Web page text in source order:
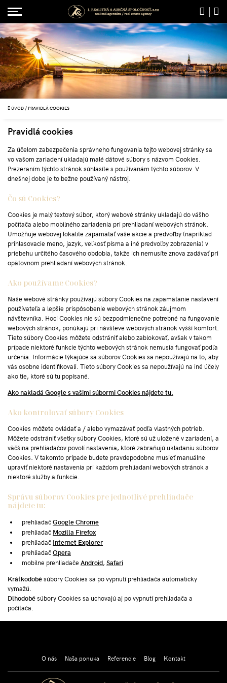
ÚVOD /PRAVIDLÁ COOKIES
Pravidlá cookies
Za účelom zabezpečenia správneho fungovania tejto webovej stránky sa
vo vašom zariadení ukladajú malé dátové súbory s názvom Cookies.
Prezeraním týchto stránok súhlasíte s používanám týchto súborov. V
dnešnej dobe je to bežne používaný nástroj.
Čo sú Cookies?
Cookies je malý textový súbor, ktorý webové stránky ukladajú do vášho
počítača alebo mobilného zariadenia pri prehliadaní webových stránok.
Umožňuje webovej lokalite zapamätať vaše akcie a predvoľby (napríklad
prihlasovacie meno, jazyk, veľkosť písma a iné predvoľby zobrazenia) v
priebehu určitého časového obdobia, takže ich nemusíte znova zadávať pri
opätovnom prehliadaní webových stránok.
Ako používame Cookies?
Naše webové stránky používajú súbory Cookies na zapamätanie nastavení
používateľa a lepšie prispôsobenie webových stránok záujmom
návštevníka. Hoci Cookies nie sú bezpodmienečne potrebné na fungovanie
webových stránok, ponúkajú pri návšteve webových stránok vyšší komfort.
Tieto súbory Cookies môžete odstrániť alebo zablokovať, avšak v takom
prípade niektoré funkcie týchto webových stránok nemusia fungovať podľa
určenia. Informácie týkajúce sa súborov Cookies sa nepoužívajú na to, aby
vás osobne identifikovali. Tieto súbory Cookies sa nepoužívajú na iné účely
ako tie, ktoré sú tu popísané.
Ako nakladá Google s vašimi súbormi Cookies nájdetetu.
Ako kontrolovať súbory Cookies
Cookies môžete ovládať a / alebo vymazávať podľa vlastných potrieb.
Môžete odstrániť všetky súbory Cookies, ktoré sú už uložené v zariadení, a
väčšina prehliadačov povolí nastavenia, ktoré zabraňujú ukladaniu súborov
Cookies. V takomto prípade budete pravdepodobne musieť manuálne
upraviť niektoré nastavenia pri každom prehliadaní webových stránok a
niektoré služby a funkcie.
Správu súborov Cookies pre jednotlivé prehliadače
nájdete tu:
prehliadačGoogle Chrome
prehliadač Mozilla Firefox
prehliadač Internet Explorer
prehliadačOpera
mobilne prehliadače Android, Safari
Krátkodobésúbory Cookies sa po vypnutí prehliadača automaticky
vymažú.
Dlhodobésúbory Cookies sa uchovajú aj po vypnutí prehliadača a
počítača.
O nás Naša ponuka Referencie Blog Kontakt